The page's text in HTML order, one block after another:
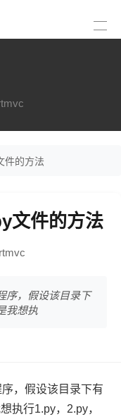
件的方法
文件的方法
序，假设该目录下
我想执
，假设该目录下有
执行1.py，2.py，